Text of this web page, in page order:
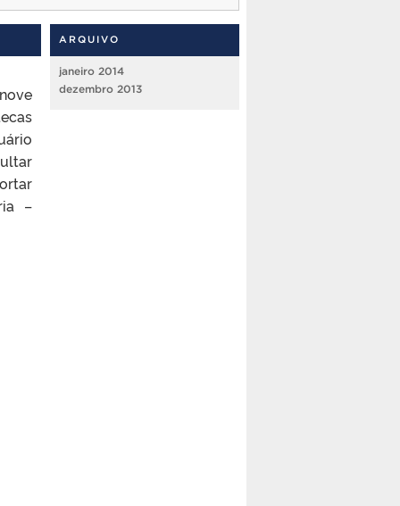
–
ARQUIVO
janeiro 2014
dezembro 2013